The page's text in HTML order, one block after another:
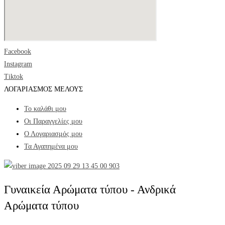
Facebook
Instagram
Tiktok
ΛΟΓΑΡΙΑΣΜΟΣ ΜΕΛΟΥΣ
Το καλάθι μου
Οι Παραγγελίες μου
Ο Λογαριασμός μου
Τα Αγαπημένα μου
Γυναικεία Αρώματα τύπου - Ανδρικά
Αρώματα τύπου